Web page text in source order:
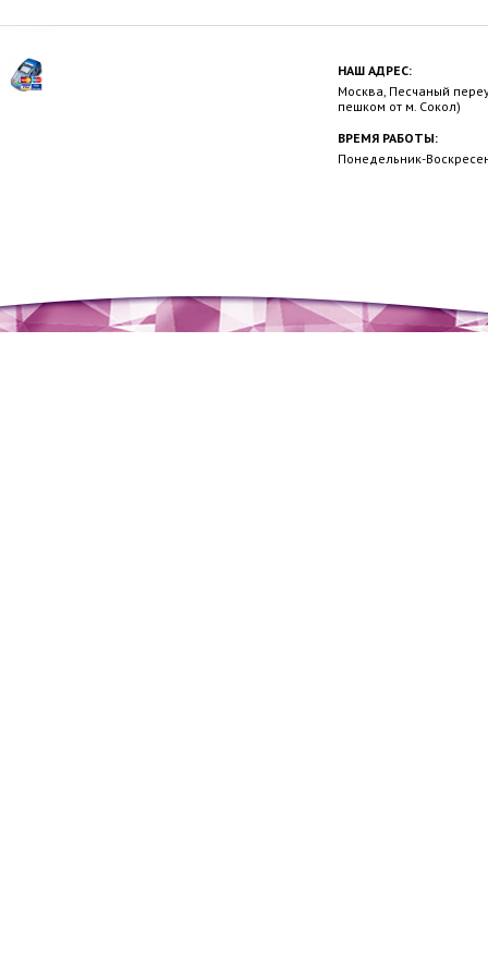
НАШ АДРЕС:
Москва, Песчаный
пешком от м. Сокол)
ВРЕМЯ РАБОТЫ:
Понедельник-